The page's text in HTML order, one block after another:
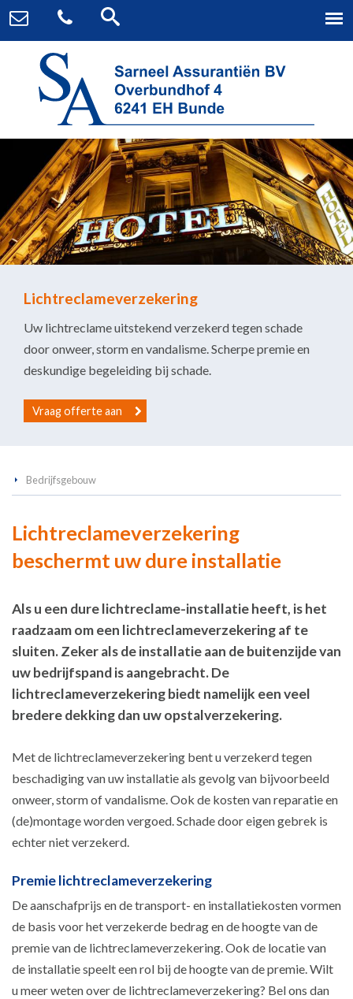
Lichtreclameverzekering
Uw lichtreclame uitstekend verzekerd tegen schade
door onweer, storm en vandalisme. Scherpe premie en
deskundige begeleiding bij schade.
Vraag offerte aan
Bedrijfsgebouw
Lichtreclameverzekering
beschermt uw dure installatie
Als u een dure lichtreclame-installatie heeft, is het
raadzaam om een lichtreclameverzekering af te
sluiten. Zeker als de installatie aan de buitenzijde van
uw bedrijfspand is aangebracht. De
lichtreclameverzekering biedt namelijk een veel
bredere dekking dan uw opstalverzekering.
Met de lichtreclameverzekering bent u verzekerd tegen
beschadiging van uw installatie als gevolg van bijvoorbeeld
onweer, storm of vandalisme. Ook de kosten van reparatie en
(de)montage worden vergoed. Schade door eigen gebrek is
echter niet verzekerd.
Premie lichtreclameverzekering
De aanschafprijs en de transport- en installatiekosten vormen
de basis voor het verzekerde bedrag en de hoogte van de
premie van de lichtreclameverzekering. Ook de locatie van
de installatie speelt een rol bij de hoogte van de premie. Wilt
u meer weten over de lichtreclameverzekering? Bel ons dan